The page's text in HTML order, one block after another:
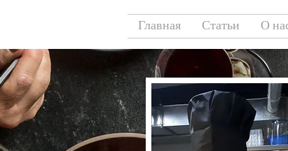
Главная Статьи О